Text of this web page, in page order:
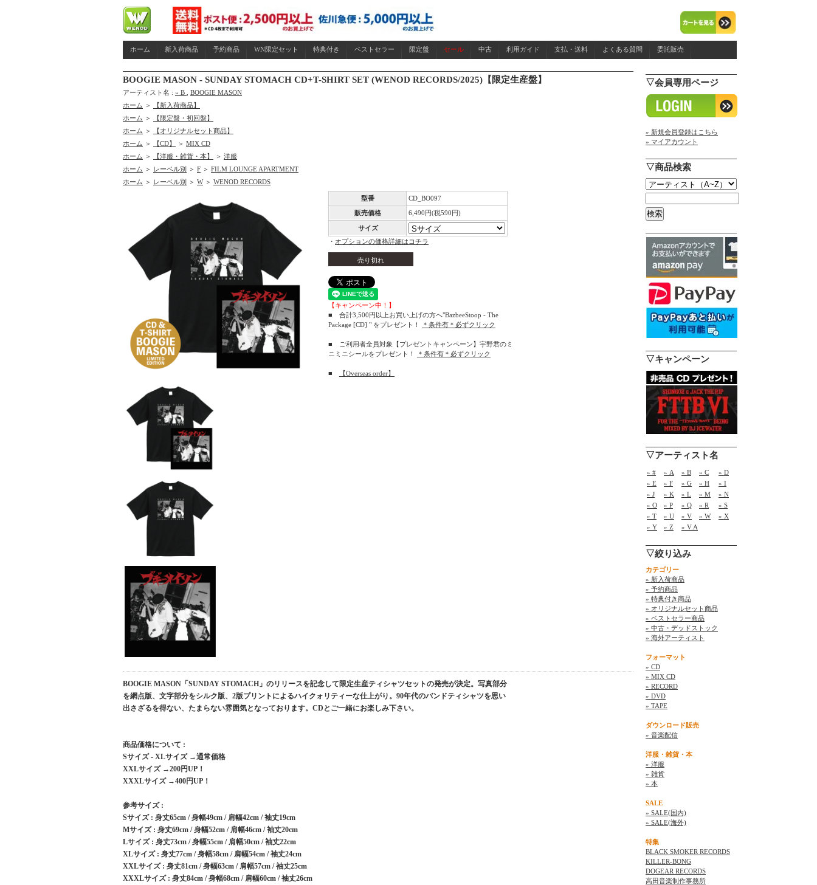
ホーム 新入荷商品 予約商品 WN限定セット 特典付き ベストセラー 限定盤 セール 中古 利用ガイド 支払・送料 よくある質問 委託販売
BOOGIE MASON - SUNDAY STOMACH CD+T-SHIRT SET (WENOD RECORDS/2025)【限定生産盤】
アーティスト名 : » B
BOOGIE MASON
ホーム ＞
【新入荷商品】
ホーム ＞
【限定盤・初回盤】
ホーム ＞
【オリジナルセット商品】
ホーム ＞ 【CD】 ＞ MIX CD
ホーム ＞ 【洋服・雑貨・本】 ＞ 洋服
ホーム ＞ レーベル別 ＞ F ＞ FILM LOUNGE APARTMENT
ホーム ＞ レーベル別 ＞ W ＞ WENOD RECORDS
型番
CD_BO097
販売価格
6,490円(税590円)
サイズ
・ オプションの価格詳細はコチラ
売り切れ
【キャンペーン中！】
■ 合計3,500円以上お買い上げの方へ"BazbeeStoop - The
Package [CD] " をプレゼント！
＊条件有＊必ずクリック
■ ご利用者全員対象【プレゼントキャンペーン】宇野君のミ
ニミニシールをプレゼント！
＊条件有＊必ずクリック
■ 【Overseas order】
BOOGIE MASON「SUNDAY STOMACH」のリリースを記念して限定生産ティシャツセットの発売が決定。写真部分
を網点版、文字部分をシルク版、2版プリントによるハイクォリティーな仕上がり。90年代のバンドティシャツを思い
出さざるを得ない、たまらない雰囲気となっております。CDとご一緒にお楽しみ下さい。
商品価格について :
Sサイズ - XLサイズ →通常価格
XXLサイズ →200円UP！
XXXLサイズ →400円UP！
参考サイズ :
Sサイズ : 身丈65cm / 身幅49cm / 肩幅42cm / 袖丈19cm
Mサイズ : 身丈69cm / 身幅52cm / 肩幅46cm / 袖丈20cm
Lサイズ : 身丈73cm / 身幅55cm / 肩幅50cm / 袖丈22cm
XLサイズ : 身丈77cm / 身幅58cm / 肩幅54cm / 袖丈24cm
XXLサイズ : 身丈81cm / 身幅63cm / 肩幅57cm / 袖丈25cm
XXXLサイズ : 身丈84cm / 身幅68cm / 肩幅60cm / 袖丈26cm
▽会員専用ページ
» 新規会員登録はこちら
» マイアカウント
▽商品検索
▽キャンペーン
▽アーティスト名
» # » A » B » C
» D
» E
» F » G » H
» I
» J
» K » L » M
» N
» O
» P » Q » R
» S
» T
» U » V » W
» X
» Y
» Z » V.A
▽絞り込み
カテゴリー
» 新入荷商品
» 予約商品
» 特典付き商品
» オリジナルセット商品
» ベストセラー商品
» 中古・デッドストック
» 海外アーティスト
フォーマット
» CD
» MIX CD
» RECORD
» DVD
» TAPE
ダウンロード販売
» 音楽配信
洋服・雑貨・本
» 洋服
» 雑貨
» 本
SALE
» SALE(国内)
» SALE(海外)
特集
BLACK SMOKER RECORDS
KILLER-BONG
DOGEAR RECORDS
高田音楽制作事務所